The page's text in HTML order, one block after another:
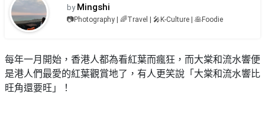
Party
Room
到
會
美
食
活
動
型
搞
活
好
去
處
#Party
Room
#
by Mingshi
📷Photography | 🌈Travel | 🎤K-Culture | 🥞Foodie
每年一月開始，香港人都為看紅葉而瘋狂，而大棠和流水響便
是港人們最愛的紅葉觀賞地了，有人更笑說「大棠和流水響比
旺角還要旺」！